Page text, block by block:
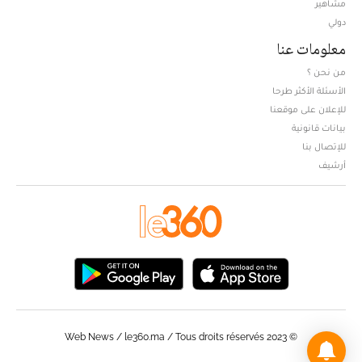
مشاهير
دولي
معلومات عنا
من نحن ؟
الأسئلة الأكثر طرحا
للإعلان على موقعنا
بيانات قانونية
للإتصال بنا
أرشيف
© Web News / le360.ma / Tous droits réservés 2023